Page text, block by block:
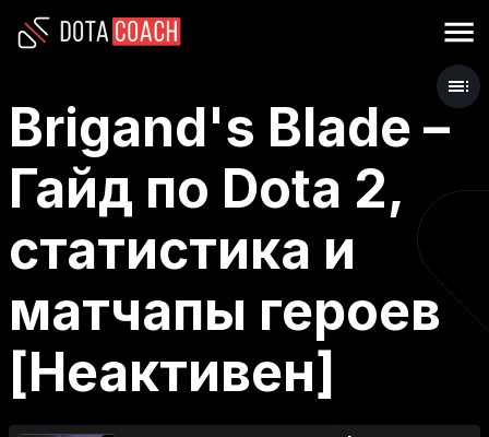
Brigand's Blade –
Гайд по Dota 2,
статистика и
матчапы героев
[Неактивен]